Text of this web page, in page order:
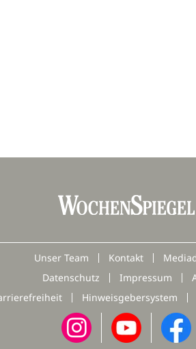
Unser Team Kontakt
Datenschutz
Impressum
Hinweisgebersystem